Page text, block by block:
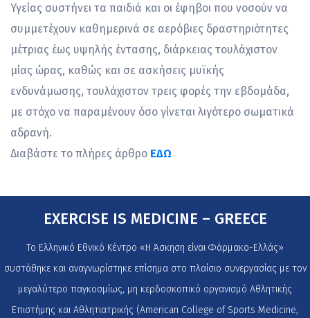
Υγείας συστήνει τα παιδιά και οι έφηβοι που νοσούν να
συμμετέχουν καθημερινά σε αερόβιες δραστηριότητες
μέτριας έως υψηλής έντασης, διάρκειας τουλάχιστον
μίας ώρας, καθώς και σε ασκήσεις μυϊκής
ενδυνάμωσης, τουλάχιστον τρεις φορές την εβδομάδα,
με στόχο να παραμένουν όσο γίνεται λιγότερο σωματικά
αδρανή.
Διαβάστε το πλήρες άρθρο ΕΔΩ
EXERCISE IS MEDICINE – GREECE
Το Ελληνικό Εθνικό Κέντρο «Η Άσκηση είναι Φάρμακο-Ελλάς»
συστάθηκε και αναγνωρίστηκε επίσημα στο πλαίσιο συνεργασίας με τον
μεγαλύτερο παγκοσμίως, μη κερδοσκοπικό οργανισμό Αθλητικής
Επιστήμης και Αθλητιατρικής (American College of Sports Medicine,